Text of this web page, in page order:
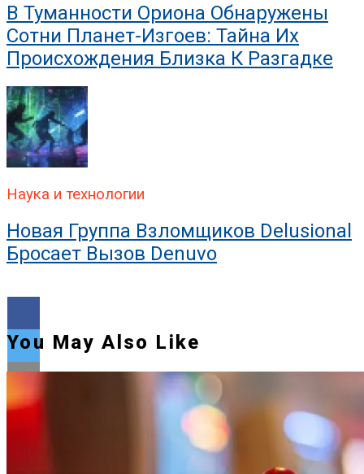
В Туманности Ориона Обнаружены
Сотни Планет-Изгоев: Тайна Их
Происхождения Близка К Разгадке
Наука и технологии
Новая Группа Взломщиков Delusional
Бросает Вызов Denuvo
You May Also Like